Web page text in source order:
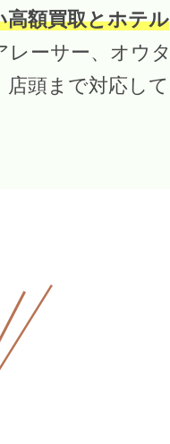
高額買取とホテル
ーサー、オウタ
頭まで対応して